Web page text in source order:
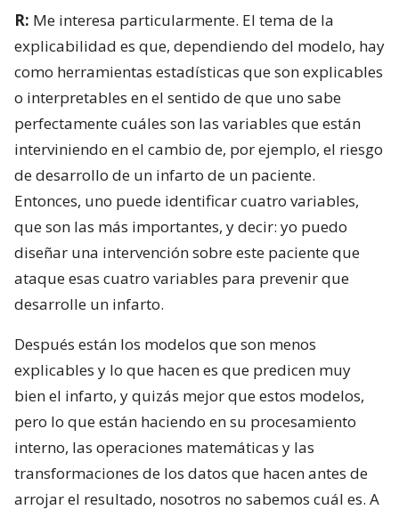
R: Me interesa particularmente. El tema de la
explicabilidad es que, dependiendo del modelo, hay
como herramientas estadísticas que son explicables
o interpretables en el sentido de que uno sabe
perfectamente cuáles son las variables que están
interviniendo en el cambio de, por ejemplo, el riesgo
de desarrollo de un infarto de un paciente.
Entonces, uno puede identificar cuatro variables,
que son las más importantes, y decir: yo puedo
diseñar una intervención sobre este paciente que
ataque esas cuatro variables para prevenir que
desarrolle un infarto.
Después están los modelos que son menos
explicables y lo que hacen es que predicen muy
bien el infarto, y quizás mejor que estos modelos,
pero lo que están haciendo en su procesamiento
interno, las operaciones matemáticas y las
transformaciones de los datos que hacen antes de
arrojar el resultado, nosotros no sabemos cuál es. A